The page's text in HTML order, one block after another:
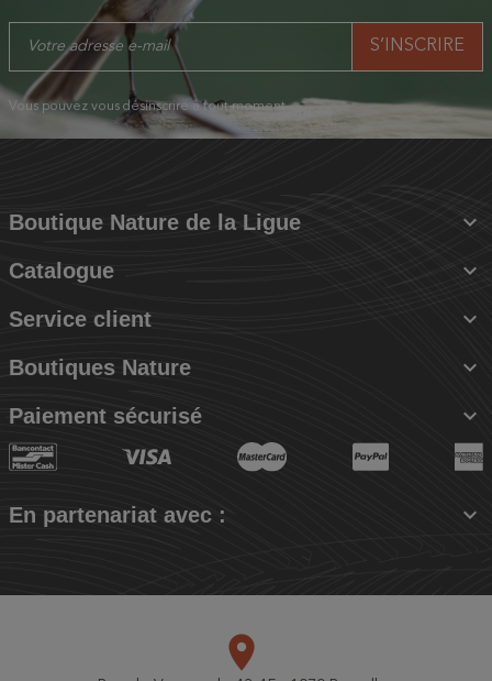
Vous pouvez vous désinscrire à tout moment.
Boutique Nature de la Ligue 
Catalogue 
Service client 
Boutiques Nature 
Paiement sécurisé 
En partenariat avec : 
place